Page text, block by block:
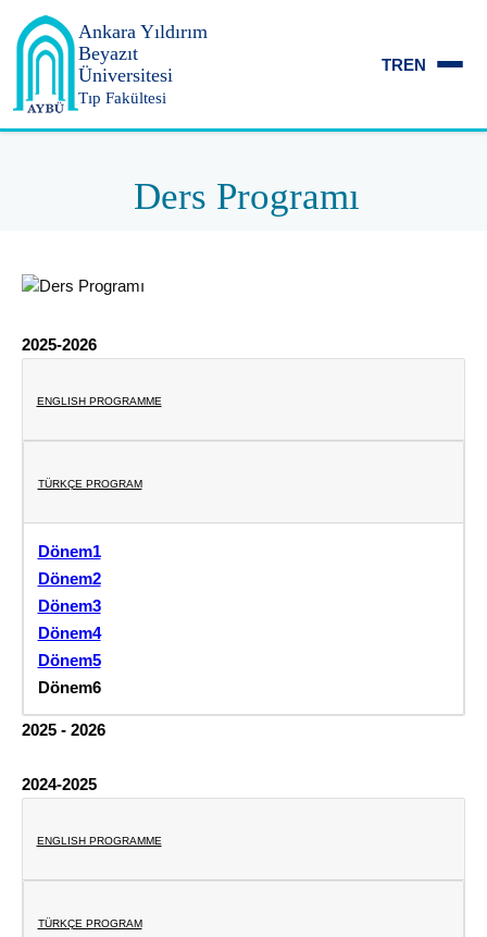
Ankara Yıldırım
Beyazıt
Üniversitesi
Tıp Fakültesi
TREN
Ders Programı
2025-2026
ENGLISH PROGRAMME
TÜRKÇE PROGRAM
Dönem1
Dönem2
Dönem3
Dönem4
Dönem5
Dönem6
2025 - 2026
2024-2025
ENGLISH PROGRAMME
TÜRKÇE PROGRAM